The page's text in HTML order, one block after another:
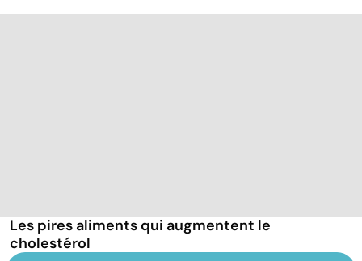
Les pires aliments qui augmentent le
cholestérol